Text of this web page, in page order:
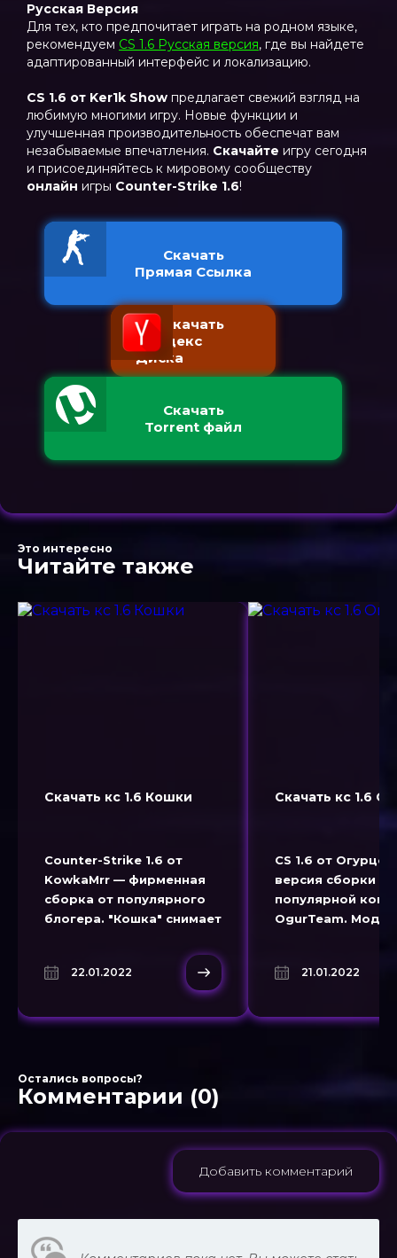
Русская Версия
Для тех, кто предпочитает играть на родном языке,
рекомендуем CS 1.6 Русская версия, где вы найдете
адаптированный интерфейс и локализацию.
CS 1.6 от Ker1k Show предлагает свежий взгляд на
любимую многими игру. Новые функции и
улучшенная производительность обеспечат вам
незабываемые впечатления. Скачайте игру сегодня
и присоединяйтесь к мировому сообществу
онлайн игры Counter-Strike 1.6!
Скачать
Прямая Ссылка
Скачать
с Яндекс
Диска
Скачать
Torrent файл
Это интересно
Читайте также
Скачать кс 1.6 Кошки
Counter-Strike 1.6 от
KowkaMrr — фирменная
сборка от популярного
блогера. "Кошка" снимает
22.01.2022
Скачать кс 1.6
CS 1.6 от
версия сборки от
популярной
OgurTeam.
ожидает
21.01.2022
Остались вопросы?
Комментарии (0)
Добавить комментарий